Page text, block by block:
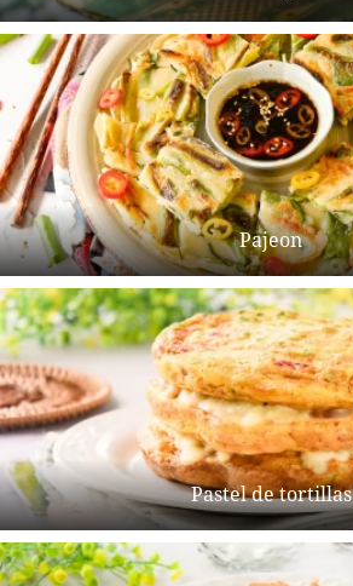
Pajeon
Pastel de tortillas